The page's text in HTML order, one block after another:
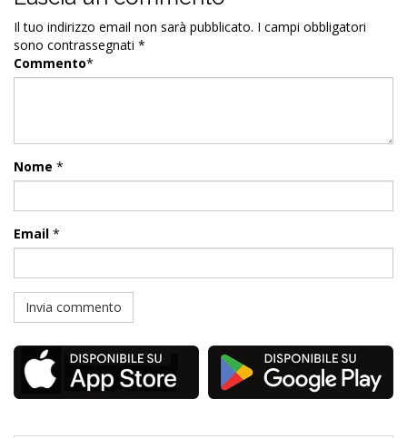
Il tuo indirizzo email non sarà pubblicato. I campi obbligatori
sono contrassegnati *
Commento*
Nome *
Email *